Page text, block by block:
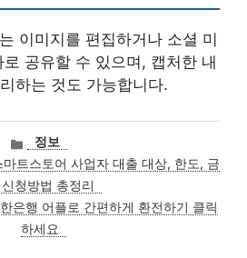
이미지를 편집하거나 소셜 미
공유할 수 있으며, 캡처한 내
하는 것도 가능합니다.
카
테
고
리
정보
트스토어 사업자 대출 대상, 한도, 금
청방법 총정리
은행 어플로 간편하게 환전하기 클릭
하세요